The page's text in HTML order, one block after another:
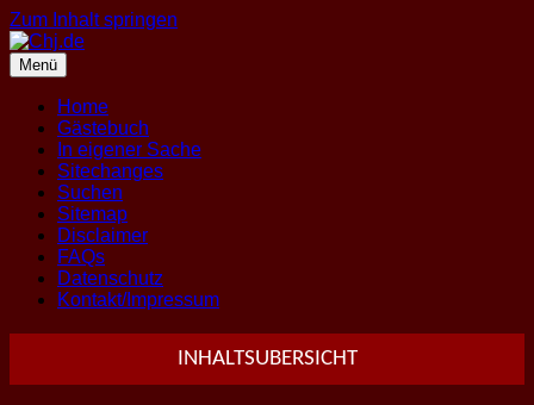
Zum Inhalt springen
Menü
Home
Gästebuch
In eigener Sache
Sitechanges
Suchen
Sitemap
Disclaimer
FAQs
Datenschutz
Kontakt/Impressum
INHALTSUBERSICHT